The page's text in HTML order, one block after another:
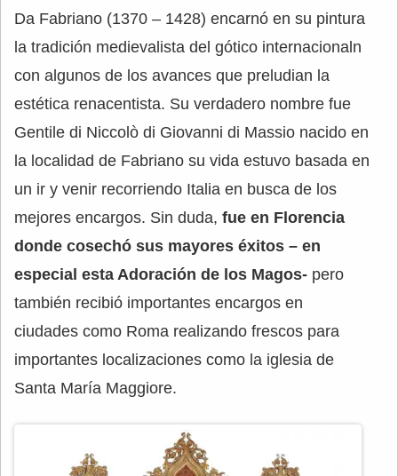
Da Fabriano (1370 – 1428) encarnó en su pintura
la tradición medievalista del gótico internacionaln
con algunos de los avances que preludian la
estética renacentista. Su verdadero nombre fue
Gentile di Niccolò di Giovanni di Massio nacido en
la localidad de Fabriano su vida estuvo basada en
un ir y venir recorriendo Italia en busca de los
mejores encargos. Sin duda, fue en Florencia
donde cosechó sus mayores éxitos – en
especial esta Adoración de los Magos- pero
también recibió importantes encargos en
ciudades como Roma realizando frescos para
importantes localizaciones como la iglesia de
Santa María Maggiore.